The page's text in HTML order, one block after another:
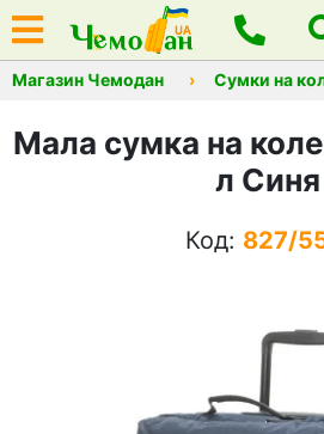
Магазин Чемодан Сумки на
Мала сумка на
л Синя
Код: 827/